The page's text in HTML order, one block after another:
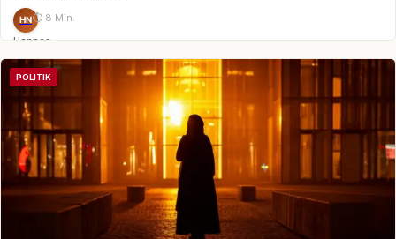
HN
Hannes
Nagel
⏱ 8 Min.
POLITIK